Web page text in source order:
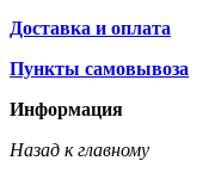
Доставка и оплата
Пункты самовывоза
Информация
Назад к главному